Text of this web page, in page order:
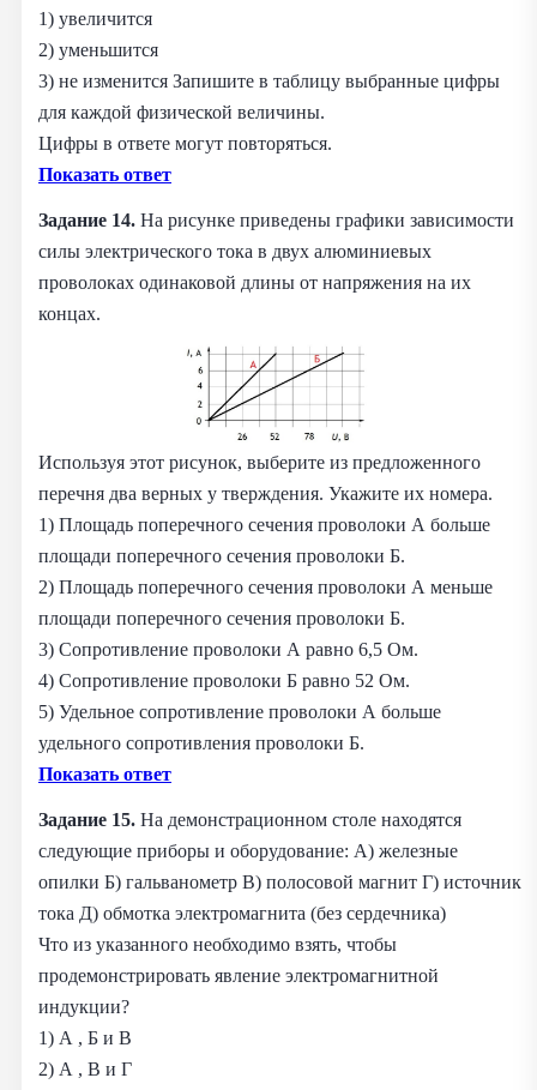
1) увеличится
2) уменьшится
3) не изменится Запишите в таблицу выбранные цифры
для каждой физической величины.
Цифры в ответе могут повторяться.
Показать ответ
Задание 14. На рисунке приведены графики зависимости
силы электрического тока в двух алюминиевых
проволоках одинаковой длины от напряжения на их
концах.
Используя этот рисунок, выберите из предложенного
перечня два верных у тверждения. Укажите их номера.
1) Площадь поперечного сечения проволоки А больше
площади поперечного сечения проволоки Б.
2) Площадь поперечного сечения проволоки А меньше
площади поперечного сечения проволоки Б.
3) Сопротивление проволоки А равно 6,5 Ом.
4) Сопротивление проволоки Б равно 52 Ом.
5) Удельное сопротивление проволоки А больше
удельного сопротивления проволоки Б.
Показать ответ
Задание 15. На демонстрационном столе находятся
следующие приборы и оборудование: А) железные
опилки Б) гальванометр В) полосовой магнит Г) источник
тока Д) обмотка электромагнита (без сердечника)
Что из указанного необходимо взять, чтобы
продемонстрировать явление электромагнитной
индукции?
1) А , Б и В
2) А , В и Г